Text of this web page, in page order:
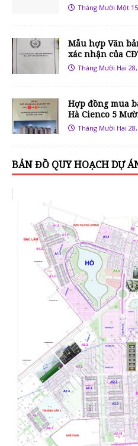
Tháng Mười Một
Mẫu hợp Văn
xác nhận của
Tháng Mười Hai 28,
Hợp đồng mua
Hà Cienco 5
Tháng Mười Hai 28,
BẢN ĐỒ QUY HOẠCH DỰ